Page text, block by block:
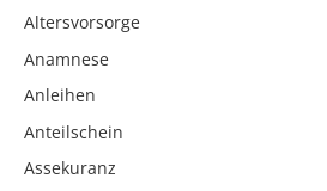
Altersvorsorge
Anamnese
Anleihen
Anteilschein
Assekuranz